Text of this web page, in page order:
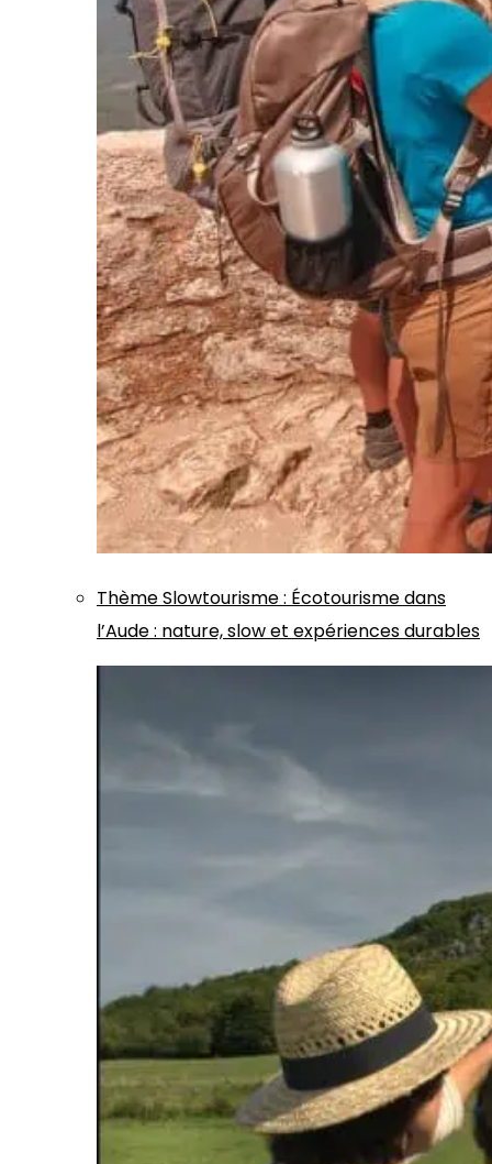
ThèmeSlowtourisme: Écotourisme dans
l’Aude : nature, slow et expériences durables